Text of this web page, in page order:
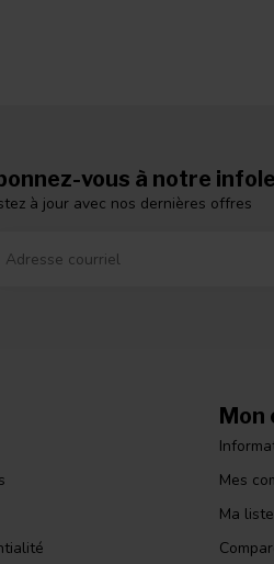
vous à notre
à jour avec nos dernières offres
Mon
Mes
Ma